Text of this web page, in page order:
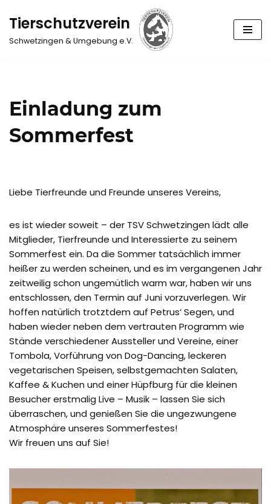
Zum
Inhalt
Tierschutzverein
Schwetzingen & Umgebung e.V.
Einladung zum
Sommerfest
Liebe Tierfreunde und Freunde unseres Vereins,
es ist wieder soweit – der TSV Schwetzingen lädt alle
Mitglieder, Tierfreunde und Interessierte zu seinem
Sommerfest ein. Da die Sommer tatsächlich immer
heißer zu werden scheinen, und es im vergangenen Jahr
zeitweilig schon ungemütlich warm war, haben wir uns
entschlossen, den Termin auf Juni vorzuverlegen. Wir
hoffen natürlich trotztdem auf Petrus‘ Segen, und
haben wieder neben dem vertrauten Programm wie
Stände verschiedener Aussteller und Vereine, einer
Tombola, Vorführung von Dog-Dancing, leckeren
vegetarischen Speisen, selbstgemachten Salaten,
Kaffee & Kuchen und einer Hüpfburg für die kleinen
Besucher erstmalig Live – Musik – lassen Sie sich
überraschen, und genießen Sie die ungezwungene
Atmosphäre unseres Sommerfestes!
Wir freuen uns auf Sie!